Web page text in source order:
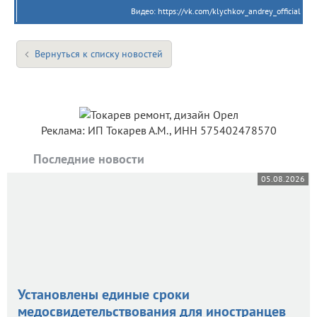
Видео: https://vk.com/klychkov_andrey_official
Вернуться к списку новостей
Реклама: ИП Токарев А.М., ИНН 575402478570
Последние новости
05.08.2026
Установлены единые сроки
медосвидетельствования для иностранцев